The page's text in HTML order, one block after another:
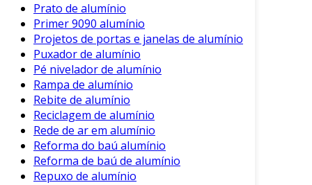
para a construção civil. Seu uso, que vai desde
residências até grandes galpões, demonstra
sua versatilidade.
Portanto, ao considerar o investimento em
coberturas, a telha de alumínio deve estar
entre as opções a serem avaliadas. Com sua
combinação de leveza, durabilidade e eficiência,
é uma escolha que certamente atenderá às
expectativas de desempenho e estética. Em um
mercado em constante evolução, a telha de
Prato de alumínio
Primer 9090 alumínio
Projetos de portas e janelas de alumínio
Puxador de alumínio
Pé nivelador de alumínio
Rampa de alumínio
Rebite de alumínio
Reciclagem de alumínio
Rede de ar em alumínio
Reforma do baú alumínio
Reforma de baú de alumínio
Repuxo de alumínio